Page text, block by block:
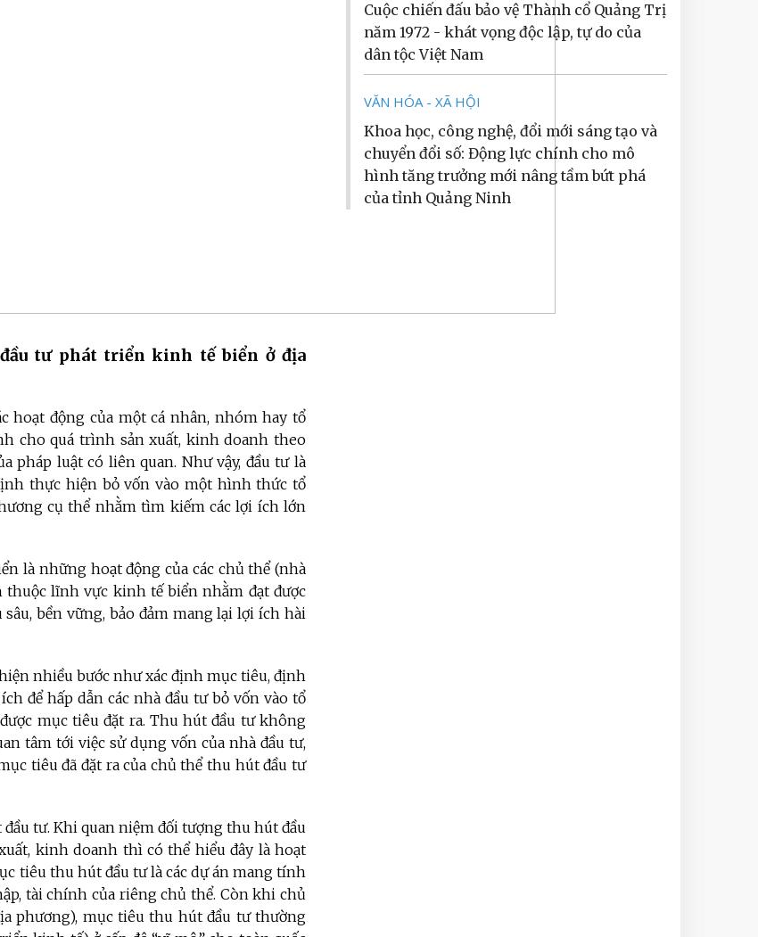
tư phát triển kinh tế biển ở địa
hoạt động của một cá nhân, nhóm hay tổ
cho quá trình sản xuất, kinh doanh theo
pháp luật có liên quan. Như vậy, đầu tư là
thực hiện bỏ vốn vào một hình thức tổ
cụ thể nhằm tìm kiếm các lợi ích lớn
là những hoạt động của các chủ thể (nhà
thuộc lĩnh vực kinh tế biển nhằm đạt được
bền vững, bảo đảm mang lại lợi ích hài
nhiều bước như xác định mục tiêu, định
để hấp dẫn các nhà đầu tư bỏ vốn vào tổ
mục tiêu đặt ra. Thu hút đầu tư không
tâm tới việc sử dụng vốn của nhà đầu tư,
tiêu đã đặt ra của chủ thể thu hút đầu tư
tư. Khi quan niệm đối tượng thu hút đầu
kinh doanh thì có thể hiểu đây là hoạt
tiêu thu hút đầu tư là các dự án mang tính
tài chính của riêng chủ thể. Còn khi chủ
phương), mục tiêu thu hút đầu tư thường
Cuộc chiến đấu bảo vệ Thành cổ Quảng Trị
năm 1972 - khát vọng độc lập, tự do của
dân tộc Việt Nam
VĂN HÓA - XÃ HỘI
Khoa học, công nghệ, đổi mới sáng tạo và
chuyển đổi số: Động lực chính cho mô
hình tăng trưởng mới nâng tầm bứt phá
của tỉnh Quảng Ninh